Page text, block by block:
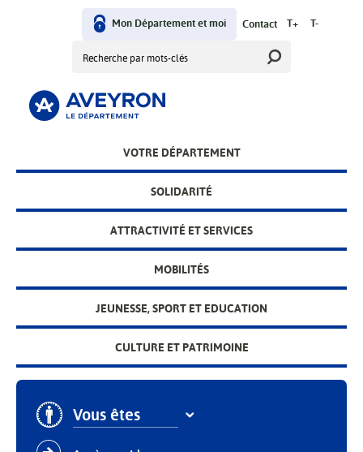
menu
Mon Département et moi Contact T+ T-
VOTRE DÉPARTEMENT
SOLIDARITÉ
ATTRACTIVITÉ ET SERVICES
MOBILITÉS
JEUNESSE, SPORT ET EDUCATION
CULTURE ET PATRIMOINE
Vous êtes